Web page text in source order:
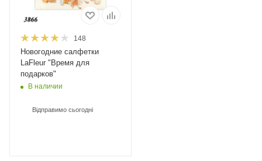
148
Новогодние салфетки
LaFleur "Время для
подарков"
В наличии
Відправимо сьогодні